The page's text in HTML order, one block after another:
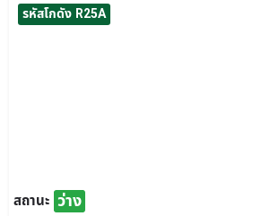
รหัสโกดัง R25A
สถานะ ว่าง